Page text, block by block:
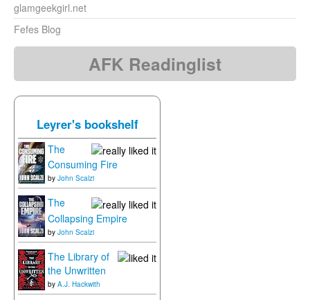
glamgeekgirl.net
Fefes Blog
AFK Readinglist
Leyrer's bookshelf
The
Consuming Fire
by John Scalzi
The
Collapsing Empire
by John Scalzi
The Library of
the Unwritten
by A.J. Hackwith